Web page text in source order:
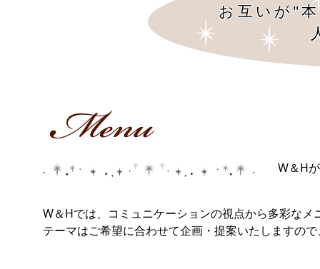
お互いが"
W＆H
W＆Hでは、コミュニケーションの視点から多彩な
テーマはご希望に合わせて企画・提案いたしますの